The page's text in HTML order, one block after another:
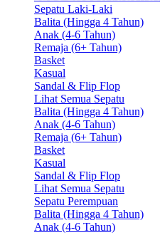
Sepatu Laki-Laki
Balita (Hingga 4 Tahun)
Anak (4-6 Tahun)
Remaja (6+ Tahun)
Basket
Kasual
Sandal & Flip Flop
Lihat Semua Sepatu
Balita (Hingga 4 Tahun)
Anak (4-6 Tahun)
Remaja (6+ Tahun)
Basket
Kasual
Sandal & Flip Flop
Lihat Semua Sepatu
Sepatu Perempuan
Balita (Hingga 4 Tahun)
Anak (4-6 Tahun)